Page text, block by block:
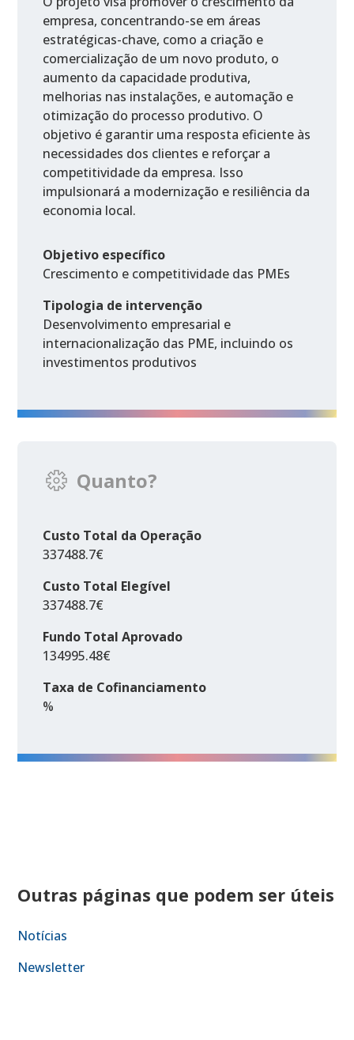
empresa, concentrando-se em áreas
estratégicas-chave, como a criação e
comercialização de um novo produto, o
aumento da capacidade produtiva,
melhorias nas instalações, e automação e
otimização do processo produtivo. O
objetivo é garantir uma resposta eficiente às
necessidades dos clientes e reforçar a
competitividade da empresa. Isso
impulsionará a modernização e resiliência da
economia local.
Objetivo específico
Crescimento e competitividade das PMEs
Tipologia de intervenção
Desenvolvimento empresarial e
internacionalização das PME, incluindo os
investimentos produtivos
Quanto?
Custo Total da Operação
337488.7€
Custo Total Elegível
337488.7€
Fundo Total Aprovado
134995.48€
Taxa de Cofinanciamento
%
Outras páginas que podem ser úteis
Notícias
Newsletter